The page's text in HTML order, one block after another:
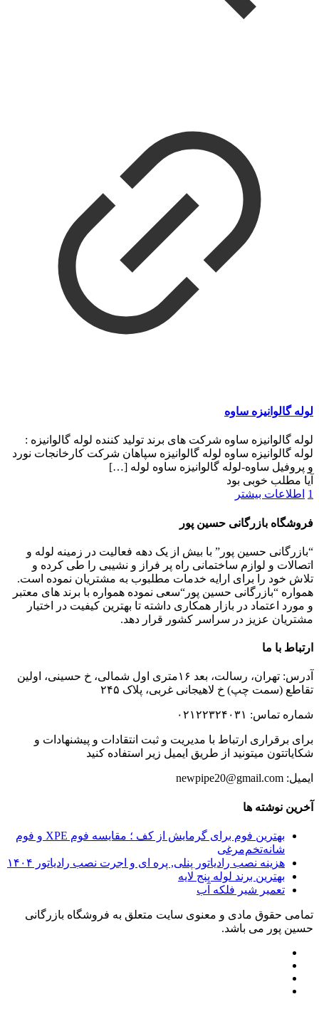
لوله گالوانیزه ساوه
لوله گالوانیزه ساوه شرکت های برند تولید کننده لوله گالوانیزه :
لوله گالوانیزه ساوه لوله گالوانیزه سپاهان شرکت کارخانجات نورد
و پروفیل ساوه-لوله گالوانیزه ساوه لوله […]
آیا مطلب خوبی بود
1 اطلاعات بیشتر
فروشگاه بازرگانی حسین پور
“بازرگانی حسین پور” با بیش از یک دهه فعالیت در زمینه لوله و
اتصالات و لوازم ساختمانی راه پر فراز و نشیبی را طی کرده و
تلاش خود را برای ارایه خدمات مطلبوب به مشتریان نموده است.
همواره “بازرگانی حسین پور“سعی نموده همواره با برند های معتبر
و مورد اعتماد در بازار همکاری داشته تا بهترین کیفیت در اختیار
مشتریان عزیز در سراسر کشور قرار دهد.
ارتباط با ما
آدرس: تهران، رسالت، بعد ۱۶متری اول شمالی، خ حسینی، اولین
تقاطع (سمت چپ) خ لاهیجانی غربی، پلاک ۲۴۵
شماره تماس: ۰۲۱۲۲۳۲۴۰۳۱
برای برقراری ارتباط با مدیریت و ثبت انتقادات و پیشنهادات و
شکایاتتون میتونید از طریق ایمیل زیر استفاده کنید
ایمیل: newpipe20@gmail.com
آخرین نوشته ها
بهترین فوم برای گرمایش از کف ؛ مقایسه فوم XPE و فوم
شانه‌تخم‌مرغی
هزینه نصب رادیاتور پنلی, پره ای و اجرت نصب رادیاتور ۱۴۰۴
بهترین برند لوله پنج لایه
تعمیر شیر فلکه آب
تمامی حقوق مادی و معنوی سایت متعلق به فروشگاه بازرگانی
حسین پور می باشد.